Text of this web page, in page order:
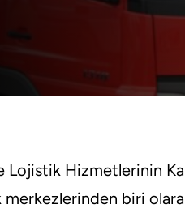
Lojistik Hizmetlerinin
biri